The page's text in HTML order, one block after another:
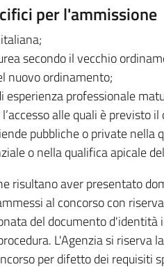
per l'ammissione
secondo il vecchio
nuovo ordinamento;
esperienza professionale
alle quali è previsto
pubbliche o private
o nella qualifica apicale
risultano aver presentato
al concorso con
del documento
L'Agenzia si riserva
per difetto dei requisiti